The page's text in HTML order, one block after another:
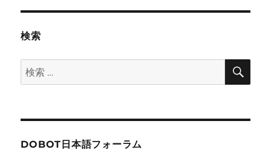
ン
検索
検
索:
検
DOBOT日本語フォーラム